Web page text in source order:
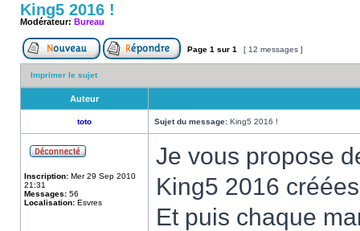
King5 2016 !
Modérateur: Bureau
Page 1 sur 1 [ 12 messages ]
Imprimer le sujet
Auteur
toto Sujet du message: King5 2016 !
Inscription: Mer 29 Sep 2010
21:31
Messages: 56
Localisation: Esvres
Je vous propose
King5 2016
Et puis chaque